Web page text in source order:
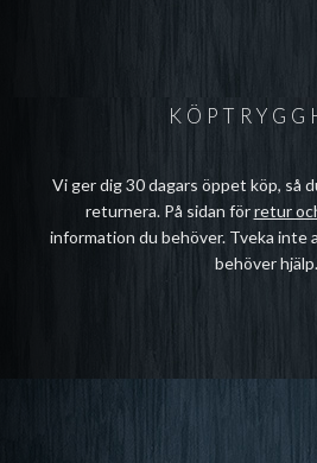
Vi ger dig 30 dagars öppet köp, så
returnera. På sidan förretur
information du behöver. Tveka inte
behöver hjälp.